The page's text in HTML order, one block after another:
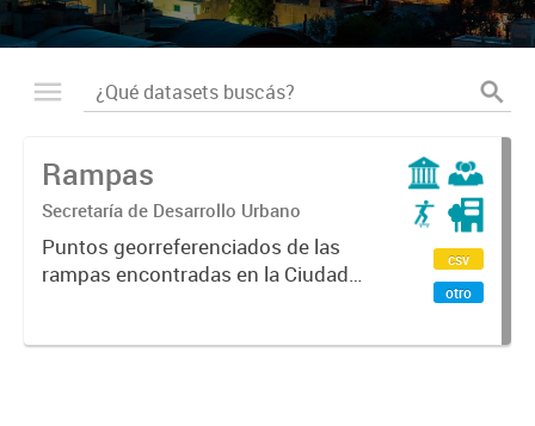
Rampas
Secretaría de Desarrollo Urbano
Puntos georreferenciados de las
rampas encontradas en la Ciudad
csv
otro